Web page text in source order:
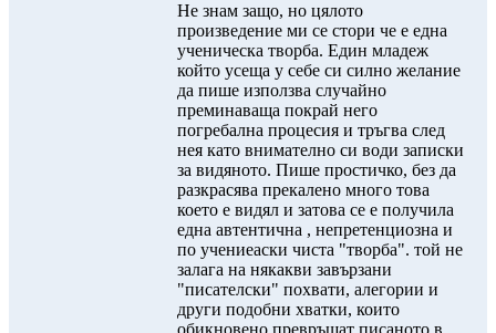
Не знам защо, но цялото
произведение ми се стори че е една
ученическа творба. Един младеж
който усеща у себе си силно желание
да пише използва случайно
преминаваща покрай него
погребална процесия и тръгва след
нея като внимателно си води записки
за видяното. Пише простичко, без да
разкрасява прекалено много това
което е видял и затова се е получила
една автентична , непретенциозна и
по учениеаски чиста "творба". той не
залага на някакви завързани
"писателски" похвати, алегории и
други подобни хватки, които
обикновено превръщат писаното в